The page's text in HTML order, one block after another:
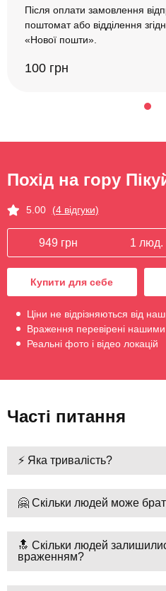
Після оплати замовлення
поштомат або відділення
«Нової пошти».
100 грн
Похід на гору
5.00 (4 відгуки)
949 грн 1 люд.
Купити для себе
Ціни не відрізняються від
Враження перевірені нашими
Реальні фото і відео локацій
Часті питання
⚡ Яка тривалість?
🤗 Скільки людей може
🔝 Скільки людей
враженням?